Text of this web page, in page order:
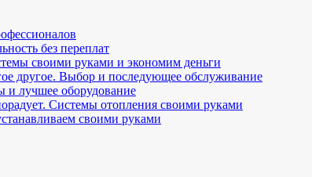
без переплат
своими руками и экономим деньги
другое. Выбор и последующее обслуживание
и лучшее оборудование
Системы отопления своими руками
своими руками